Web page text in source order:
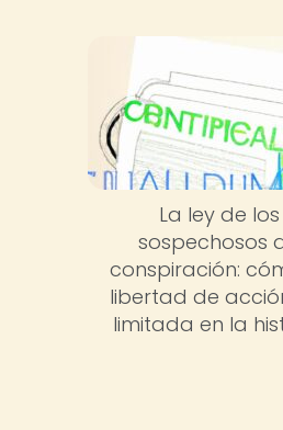
La ley de los
sospechosos
conspiración:
libertad de
limitada en la